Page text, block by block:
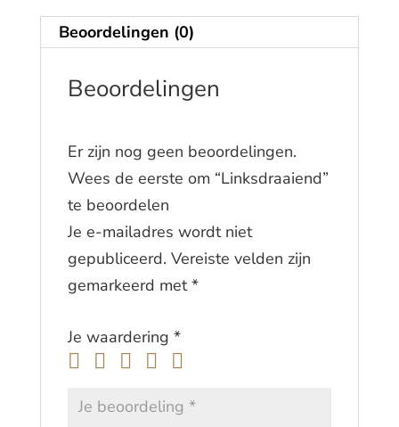
Beoordelingen (0)
Beoordelingen
Er zijn nog geen beoordelingen.
Wees de eerste om “Linksdraaiend”
te beoordelen
Je e-mailadres wordt niet
gepubliceerd. Vereiste velden zijn
gemarkeerd met*
Je waardering *